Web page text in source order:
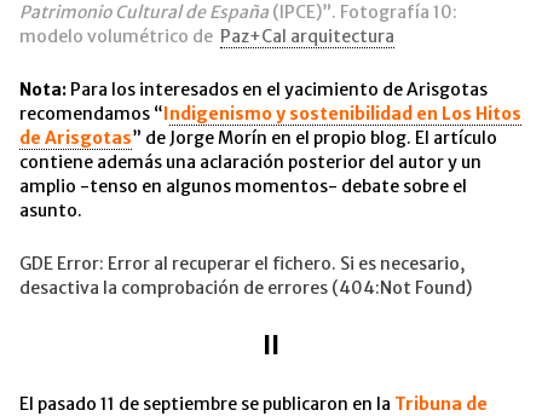
Patrimonio Cultural de España (IPCE)”. Fotografía 10:
modelo volumétrico de Paz+Cal arquitectura
Nota: Para los interesados en el yacimiento de Arisgotas
recomendamos “Indigenismo y sostenibilidad en Los Hitos
de Arisgotas” de Jorge Morín en el propio blog. El artículo
contiene además una aclaración posterior del autor y un
amplio -tenso en algunos momentos- debate sobre el
asunto.
GDE Error: Error al recuperar el fichero. Si es necesario,
desactiva la comprobación de errores (404:Not Found)
II
El pasado 11 de septiembre se publicaron en la Tribuna de